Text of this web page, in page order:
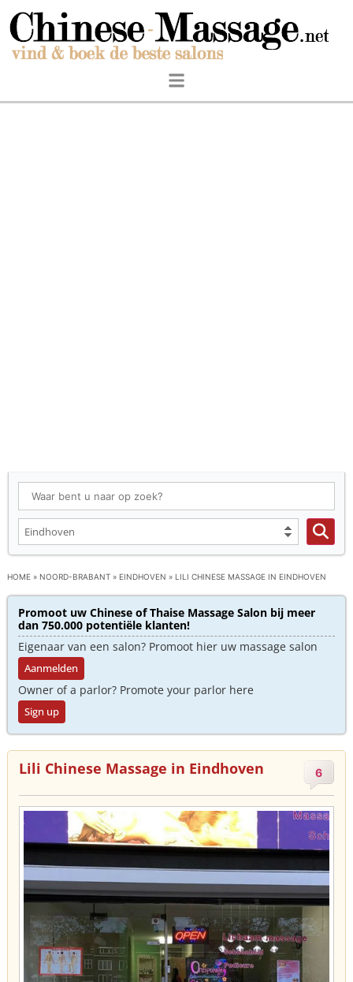
HOME » NOORD-BRABANT » EINDHOVEN » LILI CHINESE MASSAGE IN EINDHOVEN
Promoot uw Chinese of Thaise Massage Salon bij meer
dan 750.000 potentiële klanten!
Eigenaar van een salon? Promoot hier uw massage salon
Aanmelden
Owner of a parlor? Promote your parlor here
Sign up
Lili Chinese Massage in Eindhoven 6